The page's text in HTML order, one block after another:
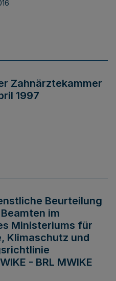
Zahnärztekammer
1997
Beurteilung
im
Ministeriums für
Klimaschutz und
- BRL MWIKE